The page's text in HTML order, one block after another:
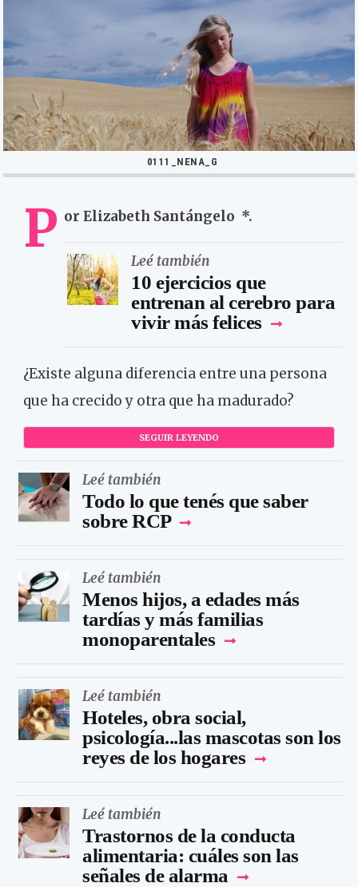
0111_NENA_G
P or Elizabeth Santángelo *.
Leé también
10 ejercicios que
entrenan al cerebro para
vivir más felices
¿Existe alguna diferencia entre una persona
que ha crecido y otra que ha madurado?
SEGUIR LEYENDO
Leé también
Todo lo que tenés que saber
sobre RCP
Leé también
Menos hijos, a edades más
tardías y más familias
monoparentales
Leé también
Hoteles, obra social,
psicología...las mascotas son los
reyes de los hogares
Leé también
Trastornos de la conducta
alimentaria: cuáles son las
señales de alarma